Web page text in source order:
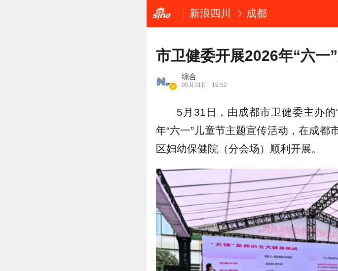
新浪四川 成都
市卫健委开展2026年“六一
综合
05月31日 19:52
5月31日，由成都市卫健委主办
年“六一”儿童节主题宣传活动，在成
区妇幼保健院（分会场）顺利开展。